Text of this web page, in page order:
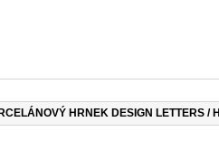
HRNEK DESIGN LETTERS /